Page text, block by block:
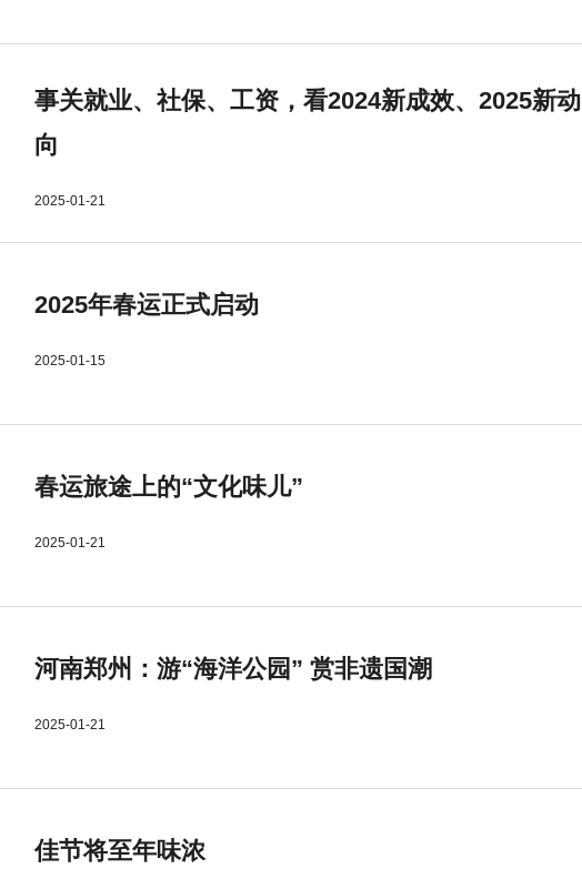
事关就业、社保、工资，看2024新成效、2025新动
向
2025-01-21
2025年春运正式启动
2025-01-15
春运旅途上的“文化味儿”
2025-01-21
河南郑州：游“海洋公园” 赏非遗国潮
2025-01-21
佳节将至年味浓